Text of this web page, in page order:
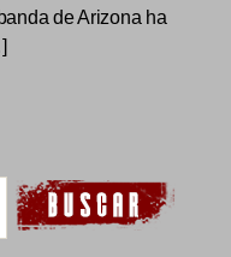
de Arizona ha